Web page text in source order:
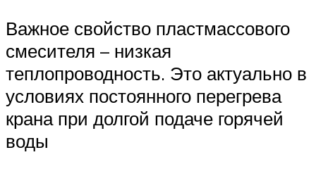
Важное свойство пластмассового
смесителя – низкая
теплопроводность. Это актуально в
условиях постоянного перегрева
крана при долгой подаче горячей
воды